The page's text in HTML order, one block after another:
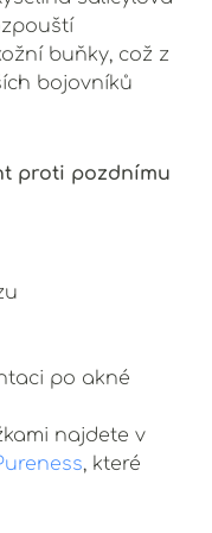
buňky, což z
bojovníků
proti pozdnímu
po akné
najdete v
, které